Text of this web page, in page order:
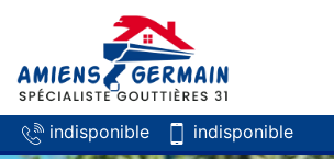
indisponible indisponible